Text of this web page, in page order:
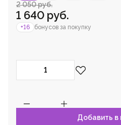
2 050 руб.
1 640 руб.
+16 бонусов за покупку